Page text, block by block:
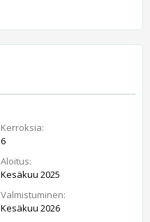
Kerroksia:
6
Aloitus:
Kesäkuu 2025
Valmistuminen:
Kesäkuu 2026